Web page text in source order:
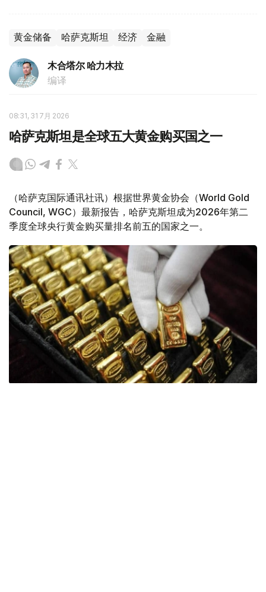
黄金储备 哈萨克斯坦 经济 金融
木合塔尔 哈力木拉
编译
08:31, 31 7月 2026
哈萨克斯坦是全球五大黄金购买国之一
（哈萨克国际通讯社讯）根据世界黄金协会（World Gold
Council, WGC）最新报告，哈萨克斯坦成为2026年第二
季度全球央行黄金购买量排名前五的国家之一。